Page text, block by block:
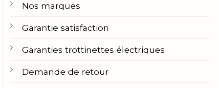
Nos marques
Garantie satisfaction
Garanties trottinettes électriques
Demande de retour